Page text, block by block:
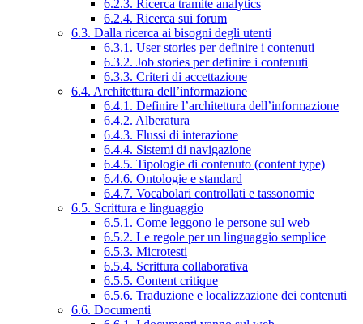
6.2.3. Ricerca tramite analytics
6.2.4. Ricerca sui forum
6.3. Dalla ricerca ai bisogni degli utenti
6.3.1. User stories per definire i contenuti
6.3.2. Job stories per definire i contenuti
6.3.3. Criteri di accettazione
6.4. Architettura dell’informazione
6.4.1. Definire l’architettura dell’informazione
6.4.2. Alberatura
6.4.3. Flussi di interazione
6.4.4. Sistemi di navigazione
6.4.5. Tipologie di contenuto (content type)
6.4.6. Ontologie e standard
6.4.7. Vocabolari controllati e tassonomie
6.5. Scrittura e linguaggio
6.5.1. Come leggono le persone sul web
6.5.2. Le regole per un linguaggio semplice
6.5.3. Microtesti
6.5.4. Scrittura collaborativa
6.5.5. Content critique
6.5.6. Traduzione e localizzazione dei contenuti
6.6. Documenti